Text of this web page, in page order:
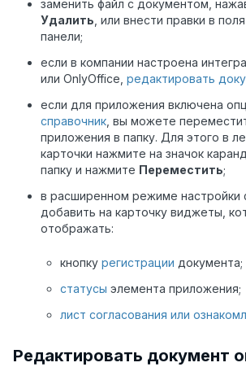
заменить файл с документом,
Удалить , или внести правки в
панели;
если в компании настроена
или OnlyOffice, редактировать
если для приложения включена
справочник , вы можете
приложения в папку. Для этого в
карточки нажмите на значок
папку и нажмите Переместить;
в расширенном режиме
добавить на карточку виджеты,
отображать:
кнопку регистрации документа;
статусы элемента приложения;
лист согласования или
Редактировать документ